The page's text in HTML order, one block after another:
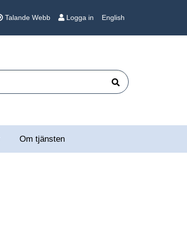
Talande Webb Logga in English
Sök
Om tjänsten